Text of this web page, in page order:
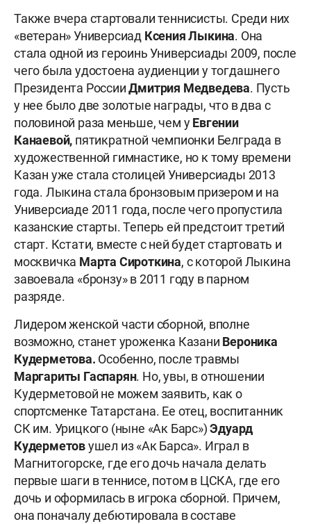
Также вчера стартовали теннисисты. Среди них
«ветеран» Универсиад Ксения Лыкина. Она
стала одной из героинь Универсиады 2009, после
чего была удостоена аудиенции у тогдашнего
Президента РоссииДмитрия Медведева. Пусть
у нее было две золотые награды, что в два с
половиной раза меньше, чем уЕвгении
Канаевой, пятикратной чемпионки Белграда в
художественной гимнастике, но к тому времени
Казан уже стала столицей Универсиады 2013
года. Лыкина стала бронзовым призером и на
Универсиаде 2011 года, после чего пропустила
казанские старты. Теперь ей предстоит третий
старт. Кстати, вместе с ней будет стартовать и
москвичка Марта Сироткина, с которой Лыкина
завоевала «бронзу» в 2011 году в парном
разряде.
Лидером женской части сборной, вполне
возможно, станет уроженка Казани Вероника
Кудерметова. Особенно, после травмы
Маргариты Гаспарян. Но, увы, в отношении
Кудерметовой не можем заявить, как о
спортсменке Татарстана. Ее отец, воспитанник
СК им. Урицкого (ныне «Ак Барс»)Эдуард
Кудерметовушел из «Ак Барса». Играл в
Магнитогорске, где его дочь начала делать
первые шаги в теннисе, потом в ЦСКА, где его
дочь и оформилась в игрока сборной. Причем,
она поначалу дебютировала в составе